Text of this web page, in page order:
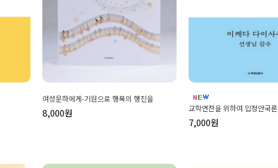
여성문하에게-기원으로 행복의 행진을
8,000원 교학연찬을 위하여 입정안국론
7,000원